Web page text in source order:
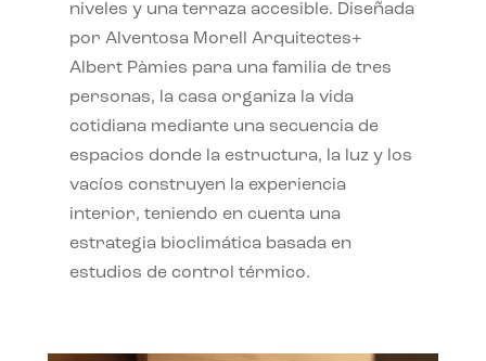
niveles y una terraza accesible. Diseñada
por Alventosa Morell Arquitectes+
Albert Pàmies para una familia de tres
personas, la casa organiza la vida
cotidiana mediante una secuencia de
espacios donde la estructura, la luz y los
vacíos construyen la experiencia
interior, teniendo en cuenta una
estrategia bioclimática basada en
estudios de control térmico.